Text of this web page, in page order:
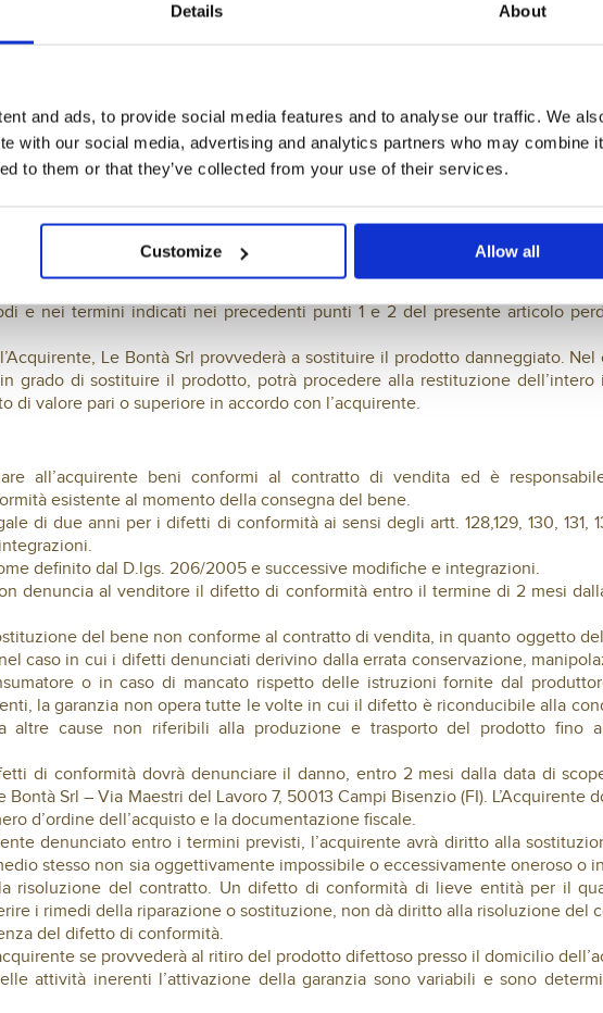
Details About
and ads, to provide social media features and to analyse our traffic. We
with our social media, advertising and analytics partners who may combine
to them or that they’ve collected from your use of their services.
Customize Allow all
danni esteriori all’imballo o la mancata corrispondenza del
scritta sulla prova di consegna del Corriere oppure rifiutare
sulla lettera di vettura che il Corriere richiede di firmare a ricevuta
di controllo il collo e abbia successivamente riscontrato un
denunciare il danno inviando una lettera raccomandata a/r a Le Bontà Srl
dovrà specificare oltre al motivo della denuncia anche il numero
al prodotto dovuti al trasporto non visibili dall’esterno o la mancata
il danno, nel primo caso entro 8 giorni dalla scoperta e nel secondo
a/r a Le Bontà Srl – Via Maestri del Lavoro 7, 50013 Campi Bisenzio (FI).
il numero d’ordine dell’acquisto e la documentazione fiscale.
e nei termini indicati nei precedenti punti 1 e 2 del presente articolo
Le Bontà Srl provvederà a sostituire il prodotto danneggiato. Nel
grado di sostituire il prodotto, potrà procedere alla restituzione dell’intero
di valore pari o superiore in accordo con l’acquirente.
all’acquirente beni conformi al contratto di vendita ed è
esistente al momento della consegna del bene.
di due anni per i difetti di conformità ai sensi degli artt. 128,129, 130, 131,
definito dal D.lgs. 206/2005 e successive modifiche e integrazioni.
denuncia al venditore il difetto di conformità entro il termine di 2 mesi
del bene non conforme al contratto di vendita, in quanto oggetto
caso in cui i difetti denunciati derivino dalla errata conservazione,
o in caso di mancato rispetto delle istruzioni fornite dal
la garanzia non opera tutte le volte in cui il difetto è riconducibile alla
altre cause non riferibili alla produzione e trasporto del prodotto fino
di conformità dovrà denunciare il danno, entro 2 mesi dalla data di
Srl – Via Maestri del Lavoro 7, 50013 Campi Bisenzio (FI). L’Acquirente
d’ordine dell’acquisto e la documentazione fiscale.
denunciato entro i termini previsti, l’acquirente avrà diritto alla
stesso non sia oggettivamente impossibile o eccessivamente oneroso o
risoluzione del contratto. Un difetto di conformità di lieve entità per il
i rimedi della riparazione o sostituzione, non dà diritto alla risoluzione del
del difetto di conformità.
se provvederà al ritiro del prodotto difettoso presso il domicilio
attività inerenti l’attivazione della garanzia sono variabili e sono